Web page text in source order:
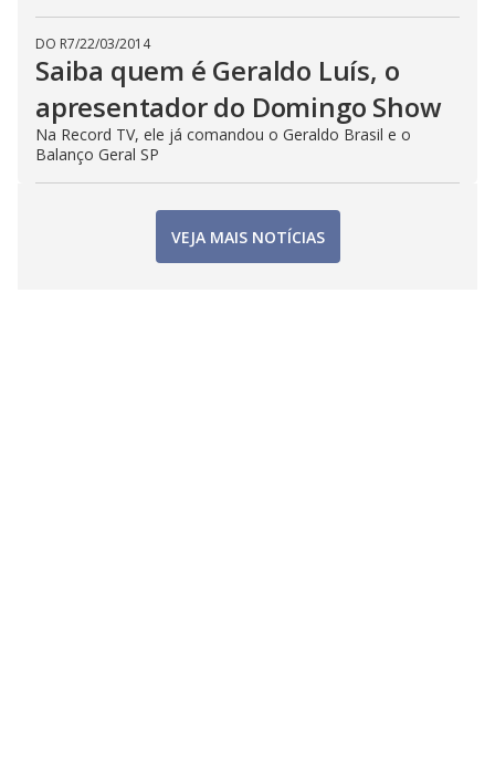
DO R7/22/03/2014
Saiba quem é Geraldo Luís, o
apresentador do Domingo Show
Na Record TV, ele já comandou o Geraldo Brasil e o
Balanço Geral SP
VEJA MAIS NOTÍCIAS